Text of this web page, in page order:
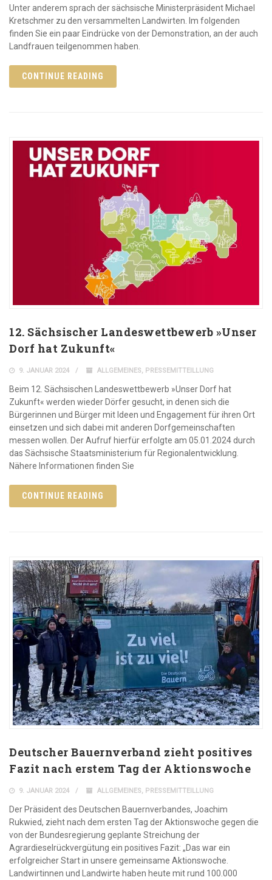
Unter anderem sprach der sächsische Ministerpräsident Michael
Kretschmer zu den versammelten Landwirten. Im folgenden
finden Sie ein paar Eindrücke von der Demonstration, an der auch
Landfrauen teilgenommen haben.
CONTINUE READING
12. Sächsischer Landeswettbewerb »Unser
Dorf hat Zukunft«
9. JANUAR 2024 ALLGEMEINES, PRESSEMITTEILLUNG
Beim 12. Sächsischen Landeswettbewerb »Unser Dorf hat
Zukunft« werden wieder Dörfer gesucht, in denen sich die
Bürgerinnen und Bürger mit Ideen und Engagement für ihren Ort
einsetzen und sich dabei mit anderen Dorfgemeinschaften
messen wollen. Der Aufruf hierfür erfolgte am 05.01.2024 durch
das Sächsische Staatsministerium für Regionalentwicklung.
Nähere Informationen finden Sie
CONTINUE READING
Deutscher Bauernverband zieht positives
Fazit nach erstem Tag der Aktionswoche
9. JANUAR 2024 ALLGEMEINES, PRESSEMITTEILLUNG
Der Präsident des Deutschen Bauernverbandes, Joachim
Rukwied, zieht nach dem ersten Tag der Aktionswoche gegen die
von der Bundesregierung geplante Streichung der
Agrardieselrückvergütung ein positives Fazit: „Das war ein
erfolgreicher Start in unsere gemeinsame Aktionswoche.
Landwirtinnen und Landwirte haben heute mit rund 100.000